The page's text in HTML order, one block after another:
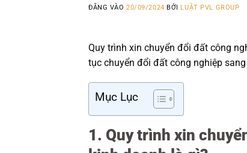
ĐĂNG VÀO20/09/2024 BỞI LUẬT PVL GROUP
Quy trình xin chuyển đổi đất công
tục chuyển đổi đất công nghiệp
Mục Lục
1. Quy trình xin